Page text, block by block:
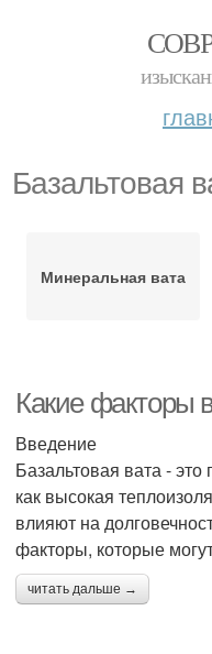
Базальтовая
Минеральная вата
Какие факторы
Введение
Базальтовая вата -
как высокая
влияют на
факторы, которые
читать дальше →